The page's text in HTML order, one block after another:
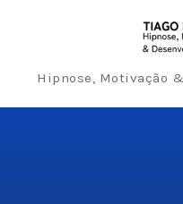
Hipnose, Motivação